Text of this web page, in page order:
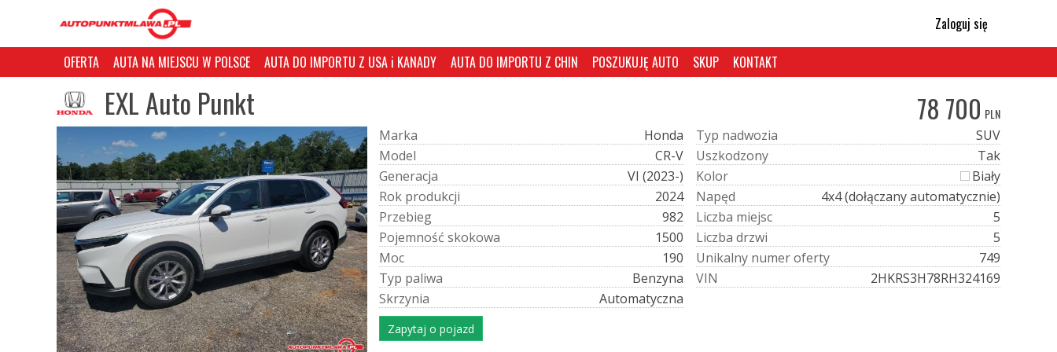
Zaloguj się
OFERTA AUTA NA MIEJSCU W POLSCE AUTA DO IMPORTU Z USA i KANADY AUTA DO IMPORTU Z CHIN POSZUKUJĘ AUTO SKUP KONTAKT
EXL Auto Punkt 78 700 PLN
Marka
Honda
Model
CR-V
Generacja
VI (2023-)
Rok produkcji
2024
Przebieg
982
Pojemność skokowa
1500
Moc
190
Typ paliwa
Benzyna
Skrzynia Automatyczna
Typ nadwozia
SUV
Uszkodzony
Tak
Kolor
Biały
Napęd
4x4 (dołączany automatycznie)
Liczba miejsc
5
Liczba drzwi
5
Unikalny numeroferty
749
VIN 2HKRS3H78RH324169
Zapytaj o pojazd